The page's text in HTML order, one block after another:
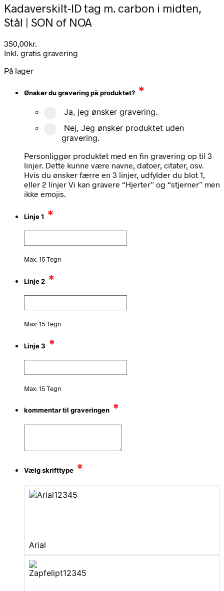
Kadaverskilt-ID tag m. carbon i midten,
Stål | SON of NOA
350,00kr.
Inkl. gratis gravering
På lager
Ønsker du gravering på produktet? *
Ja, jeg ønsker gravering.
Nej, Jeg ønsker produktet uden
gravering.
Personliggør produktet med en fin gravering op til 3
linjer. Dette kunne være navne, datoer, citater, osv.
Hvis du ønsker færre en 3 linjer, udfylder du blot 1,
eller 2 linjer Vi kan gravere “Hjerter” og “stjerner” men
ikke emojis.
Linje 1 *
Max: 15 Tegn
Linje 2 *
Max: 15 Tegn
Linje 3 *
Max: 15 Tegn
kommentar til graveringen *
Vælg skrifttype *
Arial